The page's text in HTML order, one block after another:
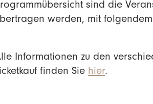
sind die
werden, mit
Informationen zu den
finden Sie hier.